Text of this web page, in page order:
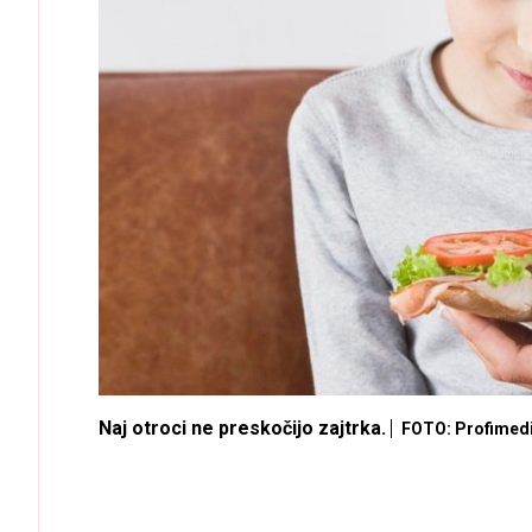
Naj otroci ne preskočijo zajtrka. FOTO: